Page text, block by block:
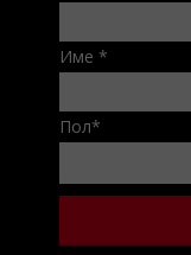
Име *
Пол*